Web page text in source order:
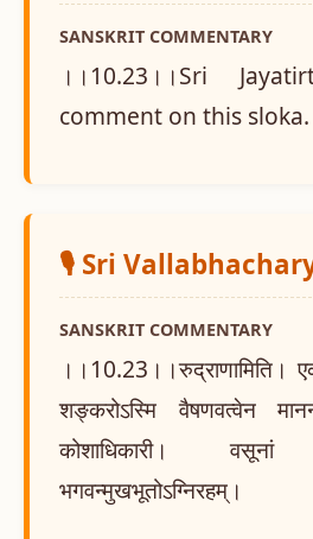
SANSKRIT COMMENTARY
।।10.23।।Sri
comment on this sloka.
🎙️ Sri
SANSKRIT COMMENTARY
।।10.23।।रुद्राणामिति।
शङ्करोऽस्मि वैषणवत्वेन
कोशाधिकारी।
भगवन्मुखभूतोऽग्निरहम्।